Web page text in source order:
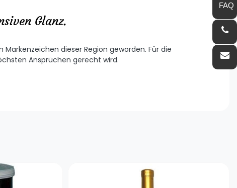
Glanz.
dieser Region geworden. Für die
Ansprüchen gerecht wird.